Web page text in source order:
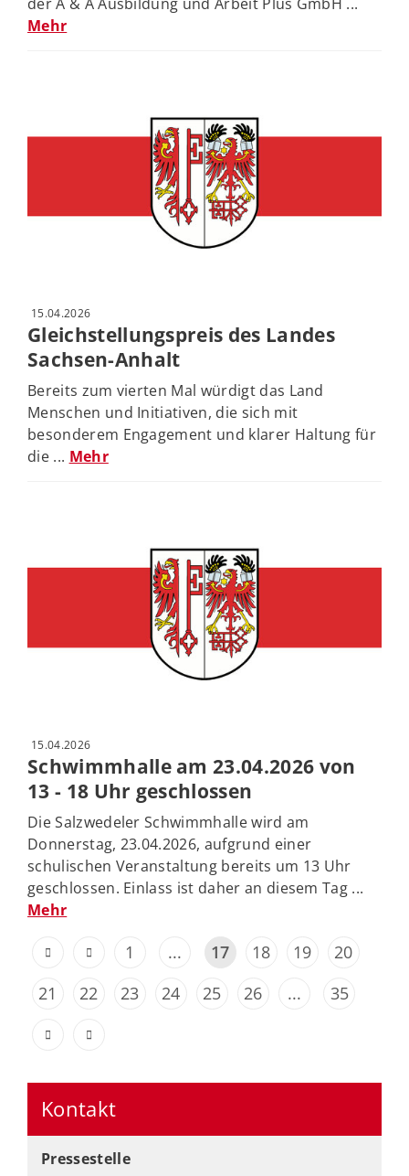
Mehr
15.04.2026
Gleichstellungspreis des Landes
Sachsen-Anhalt
Bereits zum vierten Mal würdigt das Land
Menschen und Initiativen, die sich mit
besonderem Engagement und klarer Haltung für
die ... Mehr
15.04.2026
Schwimmhalle am 23.04.2026 von
13 - 18 Uhr geschlossen
Die Salzwedeler Schwimmhalle wird am
Donnerstag, 23.04.2026, aufgrund einer
schulischen Veranstaltung bereits um 13 Uhr
geschlossen. Einlass ist daher an diesem Tag ...
Mehr
1 ... 17 18 19
20
21
22 23 24 25 26 ... 35
Kontakt
Pressestelle